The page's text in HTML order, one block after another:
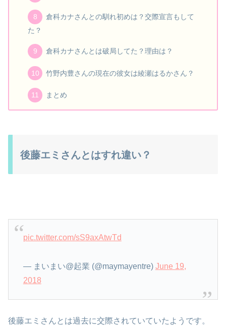
倉科カナさんとの馴れ初めは？交際宣言もして
た？
倉科カナさんとは破局してた？理由は？
竹野内豊さんの現在の彼女は綾瀬はるかさん？
まとめ
後藤エミさんとはすれ違い？
pic.twitter.com/sS9axAtwTd
— まいまい@起業 (@maymayentre) June 19,
2018
後藤エミさんとは過去に交際されていていたようです。